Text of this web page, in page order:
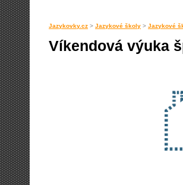
Jazykovky.cz > Jazykové školy > Jazykové
Víkendová výuka